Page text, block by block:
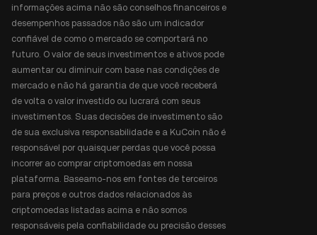
informações acima não são conselhos financeiros e
desempenhos passados não são um indicador
confiável de como o mercado se comportará no
futuro. O valor de seus investimentos e ativos pode
aumentar ou diminuir com base nas condições de
mercado e não há garantia de que você receberá
de volta o valor investido ou lucrará com seus
investimentos. Suas decisões de investimento são
de sua exclusiva responsabilidade e a KuCoin não é
responsável por quaisquer perdas que você possa
incorrer ao comprar criptomoedas em nossa
plataforma. Baseamo-nos em fontes de terceiros
para preços e outros dados relacionados às
criptomoedas listadas acima e não somos
responsáveis pela confiabilidade ou precisão desses